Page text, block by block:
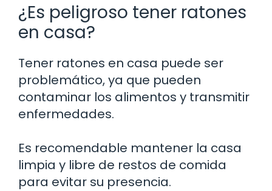
¿Es peligroso tener ratones
en casa?
Tener ratones en casa puede ser
problemático, ya que pueden
contaminar los alimentos y transmitir
enfermedades.
Es recomendable mantener la casa
limpia y libre de restos de comida
para evitar su presencia.